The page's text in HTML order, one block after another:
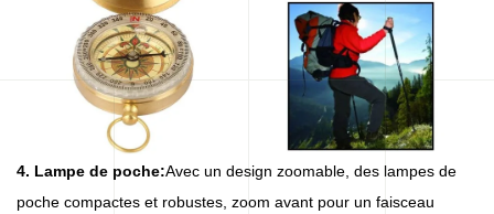
4. Lampe de poche:Avec un design zoomable, des lampes de
poche compactes et robustes, zoom avant pour un faisceau